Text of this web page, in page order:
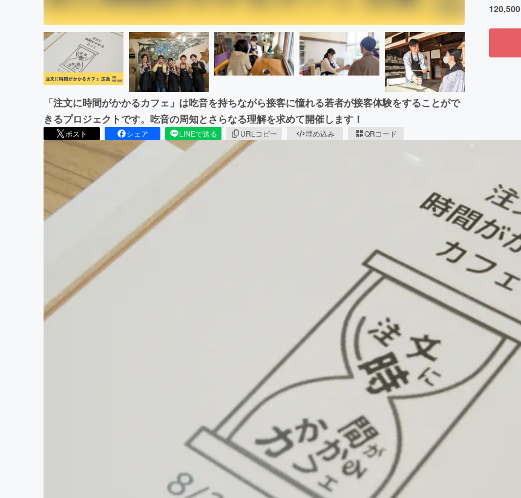
「注文に時間がかかるカフェ」は吃音を持ちながら接客に憧れる若者が接客体験をすることがで
きるプロジェクトです。吃音の周知とさらなる理解を求めて開催します！
ポスト シェア LINEで送る URLコピー 埋め込み QRコード
120,500